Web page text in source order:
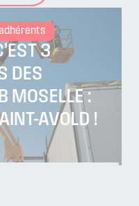
3
DES
MOSELLE :
AVOLD !